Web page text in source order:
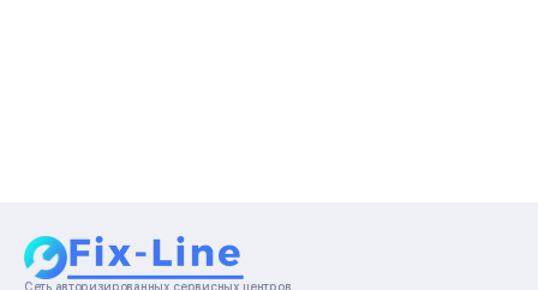
Сеть авторизированных сервисных центров